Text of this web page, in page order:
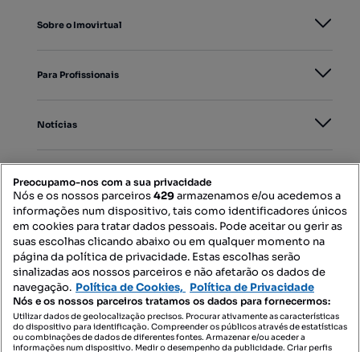
Sobre o Imovirtual
Para Profissionais
Notícias
Mapa do Site
Contacte-nos
SIGA-NOS:
Preocupamo-nos com a sua privacidade
Nós e os nossos parceiros429armazenamos e/ou acedemos a
informações num dispositivo, tais como identificadores únicos
em cookies para tratar dados pessoais. Pode aceitar ou gerir as
suas escolhas clicando abaixo ou em qualquer momento na
página da política de privacidade. Estas escolhas serão
sinalizadas aos nossos parceiros e não afetarão os dados de
navegação. Política de Cookies, Política de Privacidade
Nós e os nossos parceiros tratamos os dados para fornecermos:
Utilizar dados de geolocalização precisos. Procurar ativamente as características
do dispositivo para identificação. Compreender os públicos através de estatísticas
ou combinações de dados de diferentes fontes. Armazenar e/ou aceder a
informações num dispositivo. Medir o desempenho da publicidade. Criar perfis